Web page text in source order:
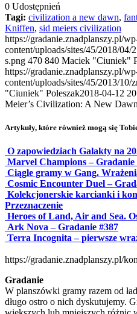
0 Udostępnień
Tagi: civilization a new dawn,
Kniffen, sid meiers civilization
https://gradanie.znadplanszy.pl/
content/uploads/sites/45/2018/
s.png 470 840 Maciek "Ciuniek"
https://gradanie.znadplanszy.pl/
content/uploads/sites/45/2013/10/
"Ciuniek" Poleszak2018-04-12
Meier’s Civilization: A New
Artykuły, które również mogą się
O zapowiedziach Galakty na
Marvel Champions – Gradanie
Ciągle gramy w Gang.
Cosmic Encounter Duel –
Kolekcjonerskie karcianki i
Przeznaczenie
Heroes of Land, Air and Sea.
Ark Nova – Gradanie #387
Terra Incognita – pierwsze
https://gradanie.znadplanszy.pl/
Gradanie
W planszówki gramy razem od
długo ostro o nich dyskutujemy.